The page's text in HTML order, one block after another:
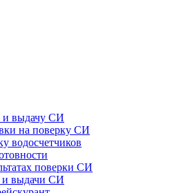
и выдачу СИ
на поверку СИ
водосчетчиков
поверки СИ
и выдачи СИ